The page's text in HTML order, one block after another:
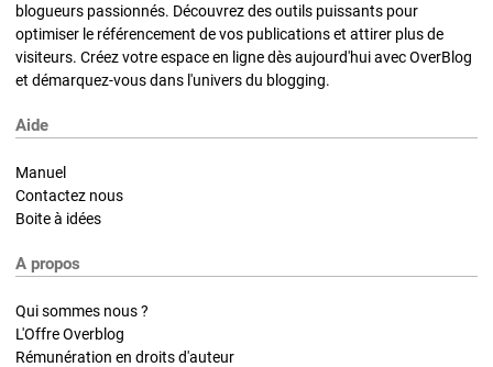
blogueurs passionnés. Découvrez des outils puissants pour
optimiser le référencement de vos publications et attirer plus de
visiteurs. Créez votre espace en ligne dès aujourd'hui avec OverBlog
et démarquez-vous dans l'univers du blogging.
Aide
Manuel
Contactez nous
Boite à idées
A propos
Qui sommes nous ?
L'Offre Overblog
Rémunération en droits d'auteur